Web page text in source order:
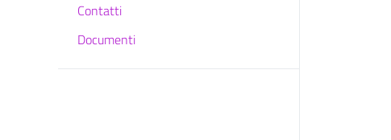
Contatti
Documenti